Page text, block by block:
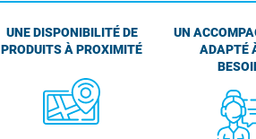
UNE DISPONIBILITÉ DE
PRODUITS À PROXIMITÉ
UN
ADAPTÉ